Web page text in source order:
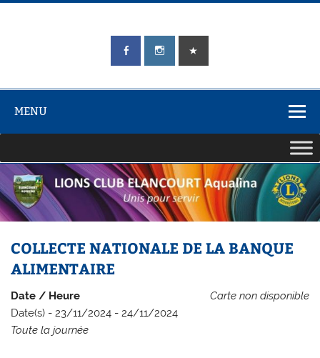
Skip
LIONS CLUB
ÉLANCOURT
MENU
COLLECTE NATIONALE DE LA BANQUE
ALIMENTAIRE
Carte non disponible
Date / Heure
Date(s) - 23/11/2024 - 24/11/2024
Toute la journée